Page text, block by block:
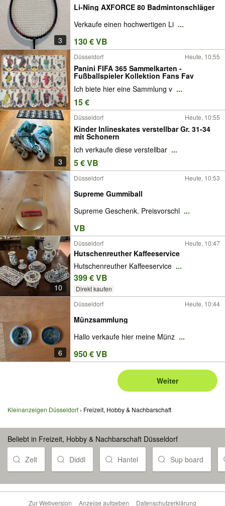
3
Li-Ning AXFORCE 80 Badmintonschläger
Verkaufe einen hochwertigen Li ...
130 € VB
Düsseldorf Heute, 10:55
Panini FIFA 365 Sammelkarten -
Fußballspieler Kollektion Fans Fav
Ich biete hier eine Sammlung v ...
15 €
3
Düsseldorf Heute, 10:55
Kinder Inlineskates verstellbar Gr. 31-34
mit Schonern
Ich verkaufe diese verstellbar ...
5 € VB
Düsseldorf Heute, 10:53
Supreme Gummiball
Supreme Geschenk. Preisvorschl ...
VB
10
Düsseldorf Heute, 10:47
Hutschenreuther Kaffeeservice
Hutschenreuther Kaffeeservice ...
399 € VB
Direkt kaufen
6
Düsseldorf Heute, 10:44
Münzsammlung
Hallo verkaufe hier meine Münz ...
950 € VB
Weiter
Kleinanzeigen Düsseldorf Freizeit, Hobby & Nachbarschaft
Beliebt in Freizeit, Hobby & Nachbarschaft Düsseldorf
Zelt Diddl Hantel Sup board
Zur Webversion Anzeige aufgeben Datenschutzerklärung